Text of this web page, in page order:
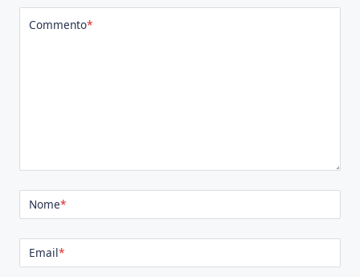
Commento*
Nome*
Email*